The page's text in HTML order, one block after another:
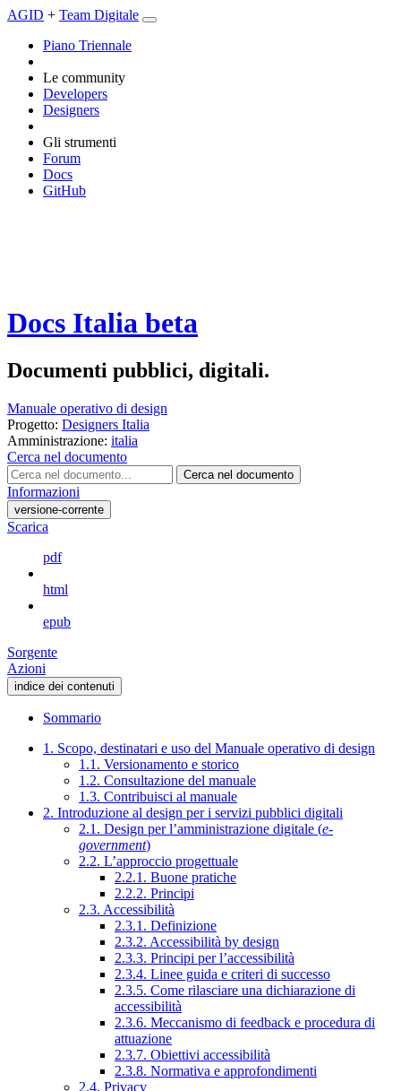
AGID + Team Digitale
Piano Triennale
Le community
Developers
Designers
Gli strumenti
Forum
Docs
GitHub
Docs Italia beta
Documenti pubblici, digitali.
Manuale operativo di design
Progetto: Designers Italia
Amministrazione: italia
Cerca nel documento
Cerca nel documento
Informazioni
versione-corrente
Scarica
pdf
html
epub
Sorgente
Azioni
indice dei contenuti
Sommario
1. Scopo, destinatari e uso del Manuale operativo di design
1.1. Versionamento e storico
1.2. Consultazione del manuale
1.3. Contribuisci al manuale
2. Introduzione al design per i servizi pubblici digitali
2.1. Design per l’amministrazione digitale (e-
government)
2.2. L’approccio progettuale
2.2.1. Buone pratiche
2.2.2. Principi
2.3. Accessibilità
2.3.1. Definizione
2.3.2. Accessibilità by design
2.3.3. Principi per l’accessibilità
2.3.4. Linee guida e criteri di successo
2.3.5. Come rilasciare una dichiarazione di
accessibilità
2.3.6. Meccanismo di feedback e procedura di
attuazione
2.3.7. Obiettivi accessibilità
2.3.8. Normativa e approfondimenti
2.4. Privacy